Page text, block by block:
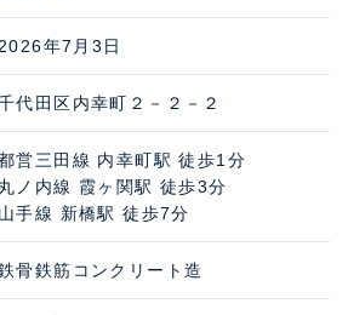
2026年7月3日
代田区内幸町２－２－２
営三田線 内幸町駅 徒歩1分
丸ノ内線 霞ヶ関駅 徒歩3分
山手線 新橋駅 徒歩7分
骨鉄筋コンクリート造